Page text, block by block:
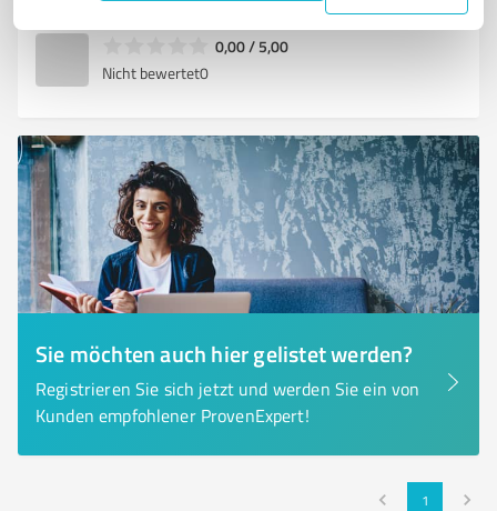
0,00 / 5,00
Nicht bewertet0
Sie möchten auch hier gelistet werden?
Registrieren Sie sich jetzt und werden Sie ein von
Kunden empfohlener ProvenExpert!
1